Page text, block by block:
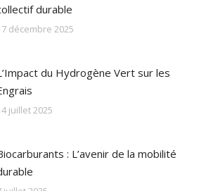
durable
décembre 2025
du Hydrogène Vert sur les
juillet 2025
: L’avenir de la mobilité